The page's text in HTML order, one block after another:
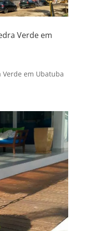
Verde em
Verde em Ubatuba